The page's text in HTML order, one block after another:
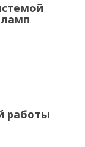
работы